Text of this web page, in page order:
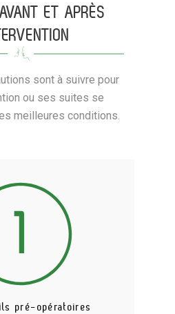
ET APRÈS
sont à suivre pour
ou ses suites se
meilleures conditions.
pré-opératoires